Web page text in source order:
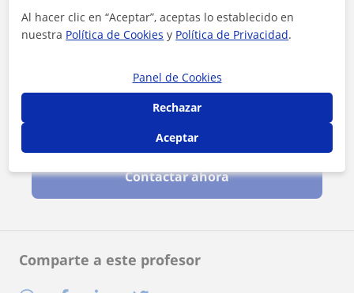
Comparte a este profesor
Contactar ahora
Al hacer clic en “Aceptar”, aceptas lo establecido en
nuestra Política de Cookies y Política de Privacidad.
Panel de Cookies
Rechazar
Aceptar